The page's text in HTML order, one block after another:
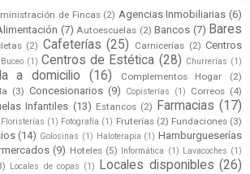
de Fincas (2) Agencias Inmobiliarias (6)
(7) Autoescuelas (2) Bancos (7) Bares
(2) Cafeterías (25) Carnicerías (2) Centros
(1) Centros de Estética (28) Churrerías (1)
a domicilio (16) Complementos Hogar
(2)
(3) Concesionarios (9) Copisterías (1) Correos (4)
Infantiles (13) Estancos (2) Farmacias (17)
Floristerías (1) Fotografía (1) Fruterías (2) Fundaciones (3)
(14) Golosinas (1) Haloterapia (1) Hamburgueserías
(9) Hoteles (5) Informática (1) Lavacoches (1)
Locales de copas (1) Locales disponibles (26)